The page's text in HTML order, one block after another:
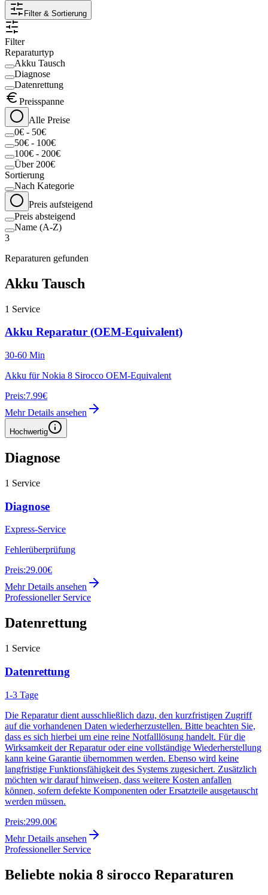
Filter & Sortierung
Filter
Reparaturtyp
Akku Tausch
Diagnose
Datenrettung
Preisspanne
Alle Preise
0€ - 50€
50€ - 100€
100€ - 200€
Über 200€
Sortierung
Nach Kategorie
Preis aufsteigend
Preis absteigend
Name (A-Z)
3
Reparaturen gefunden
Akku Tausch
1 Service
Akku Reparatur (OEM-Equivalent)
30-60 Min
Akku für Nokia 8 Sirocco OEM-Equivalent
Preis:7.99€
Mehr Details ansehen
Hochwertig
Diagnose
1 Service
Diagnose
Express-Service
Fehlerüberprüfung
Preis:29.00€
Mehr Details ansehen
Professioneller Service
Datenrettung
1 Service
Datenrettung
1-3 Tage
Die Reparatur dient ausschließlich dazu, den kurzfristigen Zugriff
auf die vorhandenen Daten wiederherzustellen. Bitte beachten Sie,
dass es sich hierbei um eine reine Notfalllösung handelt. Für die
Wirksamkeit der Reparatur oder eine vollständige Wiederherstellung
kann keine Garantie übernommen werden. Ebenso wird keine
langfristige Funktionsfähigkeit des Systems zugesichert. Zusätzlich
möchten wir darauf hinweisen, dass weitere Kosten anfallen
können, sofern defekte Komponenten oder Ersatzteile ausgetauscht
werden müssen.
Preis:299.00€
Mehr Details ansehen
Professioneller Service
Beliebte nokia 8 sirocco Reparaturen